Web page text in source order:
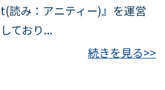
t(読み：アニティー)』を運営
しており...
続きを見る>>